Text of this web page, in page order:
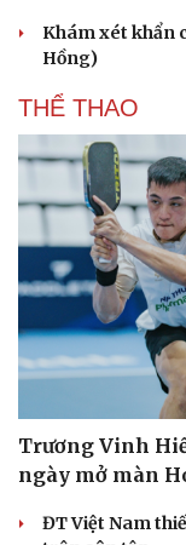
Cải chính
Khám xét khẩn
Hồng)
THỂ THAO
Trương Vinh
ngày mở màn
ĐT Việt Nam